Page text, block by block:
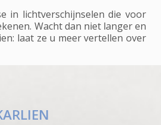
in lichtverschijnselen die voor
Wacht dan niet langer en
laat ze u meer vertellen over